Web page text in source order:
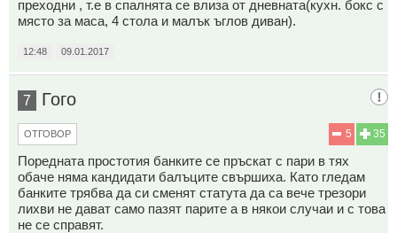
преходни , т.е в спалнята се влиза от дневната(кухн. бокс с
място за маса, 4 стола и малък ъглов диван).
12:48 09.01.2017
7 Гого
35
5
ОТГОВОР
Поредната простотия банките се пръскат с пари в тях
обаче няма кандидати балъците свършиха. Като гледам
банките трябва да си сменят статута да са вече трезори
лихви не дават само пазят парите а в някои случаи и с това
не се справят.